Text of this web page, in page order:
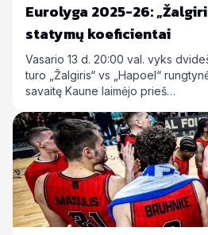
Eurolyga 2025-26:
statymų koeficientai
Vasario 13 d. 20:00 val. vyks
turo „Žalgiris“ vs „Hapoel“
savaitę Kaune laimėjo prieš…